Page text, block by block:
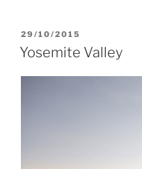
POSTED
ON
29/10/2015
Yosemite Valley